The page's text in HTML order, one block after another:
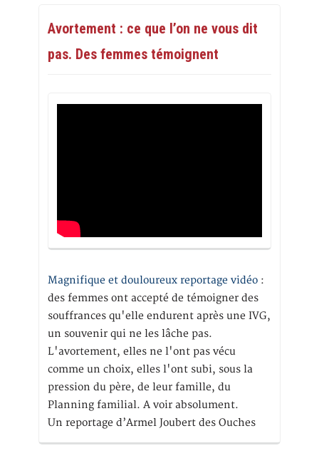
Avortement : ce que l’on ne vous dit
pas. Des femmes témoignent
Magnifique et douloureux reportage vidéo :
des femmes ont accepté de témoigner des
souffrances qu'elle endurent après une IVG,
un souvenir qui ne les lâche pas.
L'avortement, elles ne l'ont pas vécu
comme un choix, elles l'ont subi, sous la
pression du père, de leur famille, du
Planning familial. A voir absolument.
Un reportage d’Armel Joubert des Ouches